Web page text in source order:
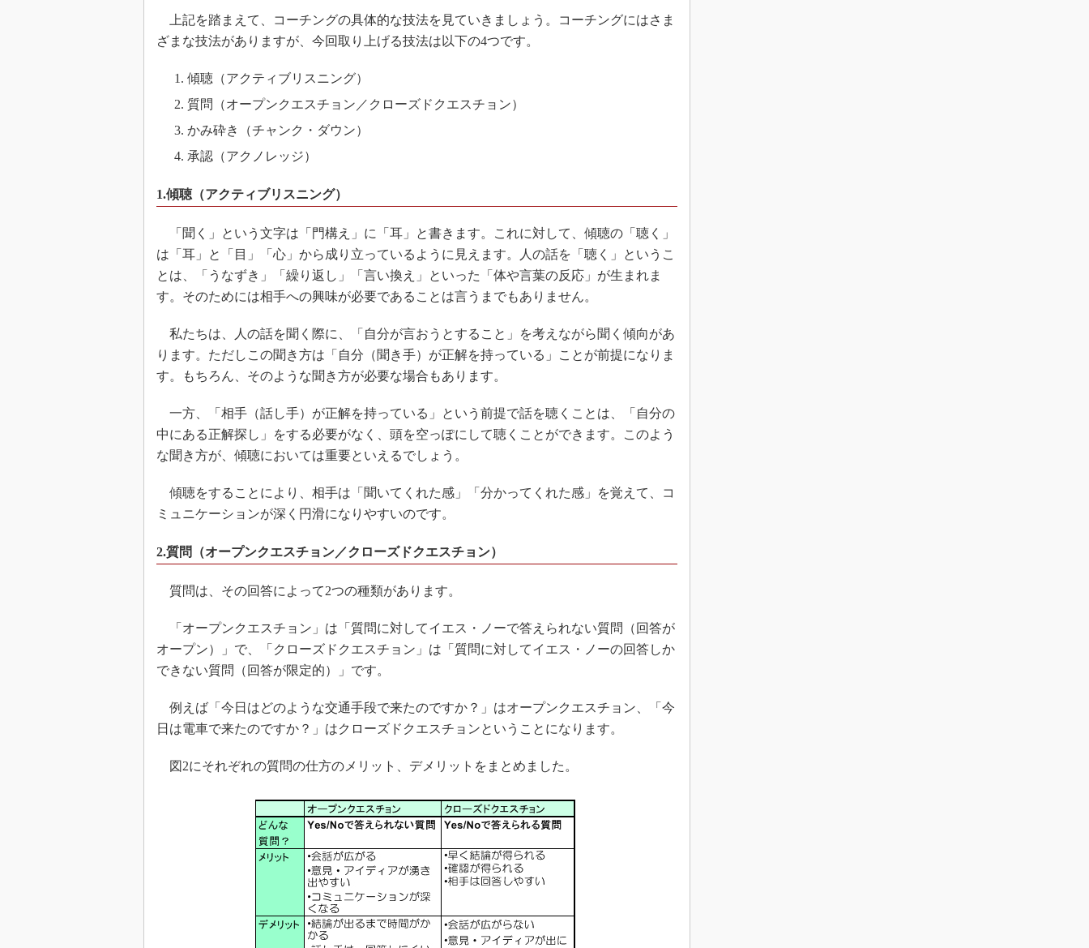
上記を踏まえて、コーチングの具体的な技法を見ていきましょう。コーチングにはさま
ざまな技法がありますが、今回取り上げる技法は以下の4つです。
傾聴（アクティブリスニング）
質問（オープンクエスチョン／クローズドクエスチョン）
かみ砕き（チャンク・ダウン）
承認（アクノレッジ）
1.傾聴（アクティブリスニング）
「聞く」という文字は「門構え」に「耳」と書きます。これに対して、傾聴の「聴く」
は「耳」と「目」「心」から成り立っているように見えます。人の話を「聴く」というこ
とは、「うなずき」「繰り返し」「言い換え」といった「体や言葉の反応」が生まれま
す。そのためには相手への興味が必要であることは言うまでもありません。
私たちは、人の話を聞く際に、「自分が言おうとすること」を考えながら聞く傾向があ
ります。ただしこの聞き方は「自分（聞き手）が正解を持っている」ことが前提になりま
す。もちろん、そのような聞き方が必要な場合もあります。
一方、「相手（話し手）が正解を持っている」という前提で話を聴くことは、「自分の
中にある正解探し」をする必要がなく、頭を空っぽにして聴くことができます。このよう
な聞き方が、傾聴においては重要といえるでしょう。
傾聴をすることにより、相手は「聞いてくれた感」「分かってくれた感」を覚えて、コ
ミュニケーションが深く円滑になりやすいのです。
2.質問（オープンクエスチョン／クローズドクエスチョン）
質問は、その回答によって2つの種類があります。
「オープンクエスチョン」は「質問に対してイエス・ノーで答えられない質問（回答が
オープン）」で、「クローズドクエスチョン」は「質問に対してイエス・ノーの回答しか
できない質問（回答が限定的）」です。
例えば「今日はどのような交通手段で来たのですか？」はオープンクエスチョン、「今
日は電車で来たのですか？」はクローズドクエスチョンということになります。
図2にそれぞれの質問の仕方のメリット、デメリットをまとめました。